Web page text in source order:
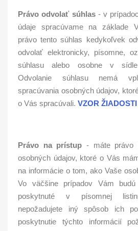
Právo odvolať súhlas- v
údaje spracúvame na základe
právo tento súhlas kedykoľvek
odvolať elektronicky, písomne,
súhlasu alebo osobne v
Odvolanie súhlasu nemá
spracúvania osobných údajov,
o Vás spracúvali. VZOR ŽIADOSTI
Právo na prístup - máte právo
osobných údajov, ktoré o Vás
na informácie o tom, ako Vaše
Vo väčšine prípadov Vám
poskytnuté v písomnej
nepožadujete iný spôsob ich
poskytnutie týchto informácií